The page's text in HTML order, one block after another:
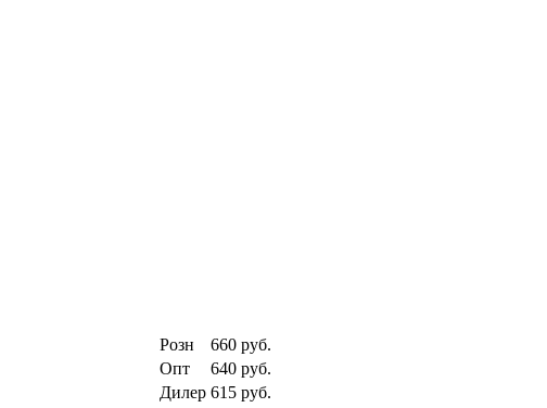
Розн 660 руб.
Опт
640 руб.
Дилер 615 руб.